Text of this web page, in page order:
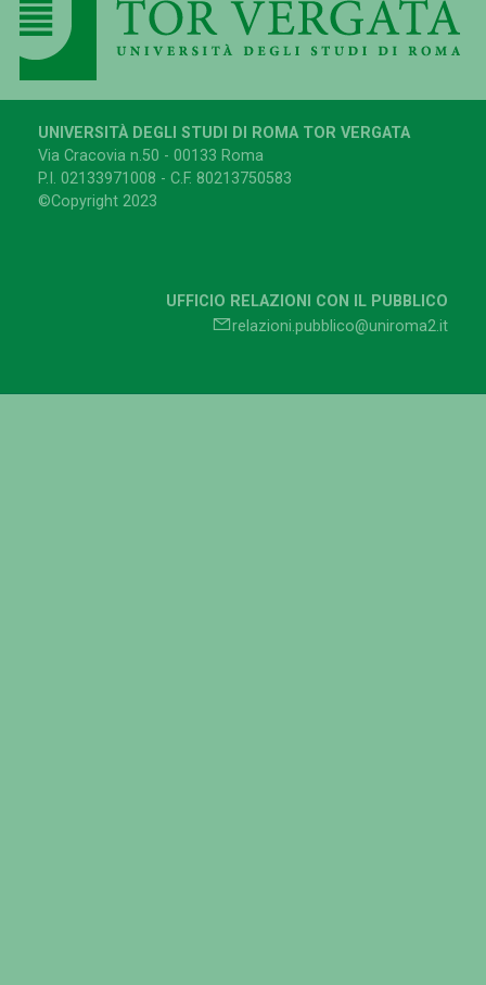
UNIVERSITÀ DEGLI STUDI DI ROMA TOR VERGATA
Via Cracovia n.50 - 00133 Roma
P.I. 02133971008 - C.F. 80213750583
©Copyright 2023
UFFICIO RELAZIONI CON IL PUBBLICO
relazioni.pubblico@uniroma2.it